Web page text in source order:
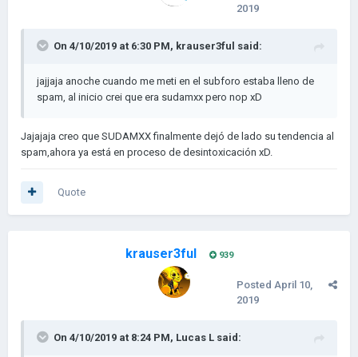
2019
On 4/10/2019 at 6:30 PM, krauser3ful said:
jajjaja anoche cuando me meti en el subforo estaba lleno de
spam, al inicio crei que era sudamxx pero nop xD
Jajajaja creo que SUDAMXX finalmente dejó de lado su tendencia al
spam,ahora ya está en proceso de desintoxicación xD.
Quote
krauser3ful 939
Posted April 10,
2019
On 4/10/2019 at 8:24 PM, Lucas L said: